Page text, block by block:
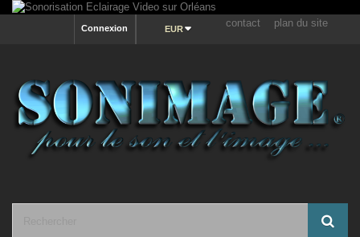
contact plan du site
EUR
Connexion